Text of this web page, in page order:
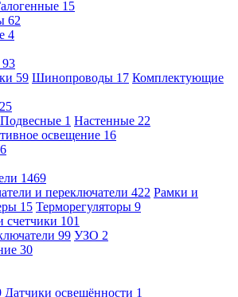
15
62
4
93
59 Шинопроводы 17 Комплектующие
25
Подвесные 1 Настенные 22
освещение 16
1469
и переключатели 422 Рамки и
15 Терморегуляторы 9
счетчики 101
99 УЗО 2
30
Датчики освещённости 1